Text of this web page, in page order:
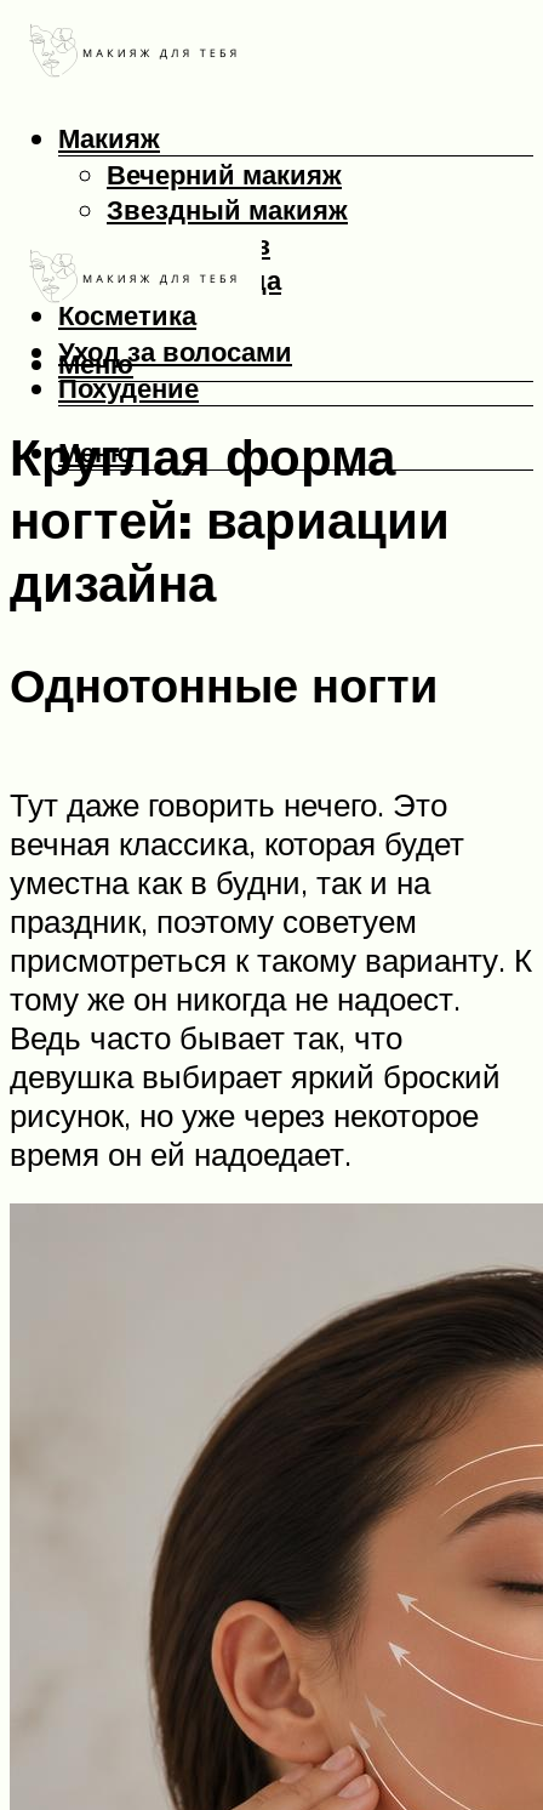
Макияж
Вечерний макияж
Звездный макияж
Макияж глаз
Макияж лица
Косметика
Уход за волосами
Похудение
Меню
Меню
Круглая форма
ногтей: вариации
дизайна
Однотонные ногти
Тут даже говорить нечего. Это
вечная классика, которая будет
уместна как в будни, так и на
праздник, поэтому советуем
присмотреться к такому варианту. К
тому же он никогда не надоест.
Ведь часто бывает так, что
девушка выбирает яркий броский
рисунок, но уже через некоторое
время он ей надоедает.